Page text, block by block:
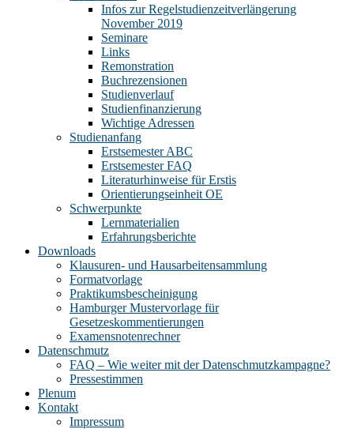
Infos zur Regelstudienzeitverlängerung
November 2019
Seminare
Links
Remonstration
Buchrezensionen
Studienverlauf
Studienfinanzierung
Wichtige Adressen
Studienanfang
Erstsemester ABC
Erstsemester FAQ
Literaturhinweise für Erstis
Orientierungseinheit OE
Schwerpunkte
Lernmaterialien
Erfahrungsberichte
Downloads
Klausuren- und Hausarbeitensammlung
Formatvorlage
Praktikumsbescheinigung
Hamburger Mustervorlage für
Gesetzeskommentierungen
Examensnotenrechner
Datenschmutz
FAQ – Wie weiter mit der Datenschmutzkampagne?
Pressestimmen
Plenum
Kontakt
Impressum